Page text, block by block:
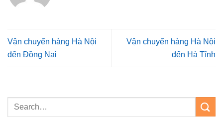
Vận chuyển hàng Hà Nội
đến Đồng Nai
Vận chuyển hàng Hà Nội
đến Hà Tĩnh